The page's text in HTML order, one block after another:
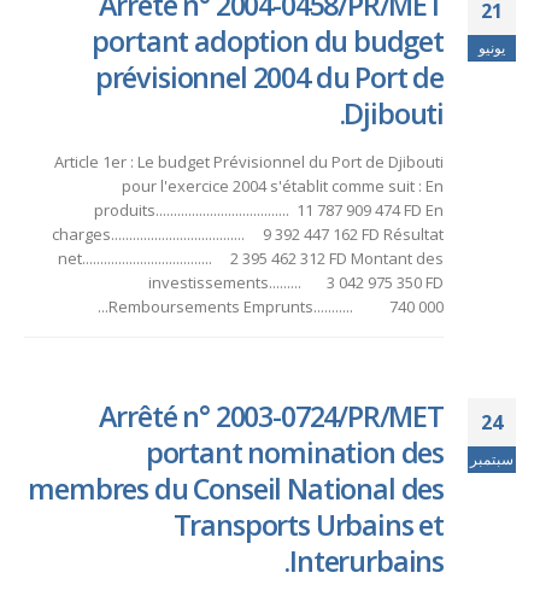
21
يونيو
portant adoption du budget
prévisionnel 2004 du Port de
Djibouti.
Article 1er : Le budget Prévisionnel du Port de Djibouti
pour l'exercice 2004 s'établit comme suit : En
produits..................................... 11 787 909 474 FD En
charges..................................... 9 392 447 162 FD Résultat
net.................................... 2 395 462 312 FD Montant des
investissements......... 3 042 975 350 FD
Remboursements Emprunts........... 740 000...
24
سبتمبر
Arrêté n° 2003-0724/PR/MET
portant nomination des
membres du Conseil National des
Transports Urbains et
Interurbains.